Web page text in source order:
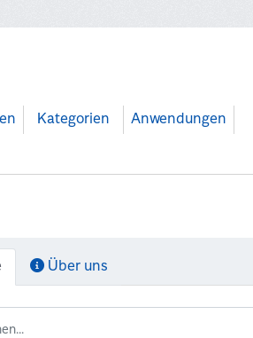
Kategorien Anwendungen
Über uns